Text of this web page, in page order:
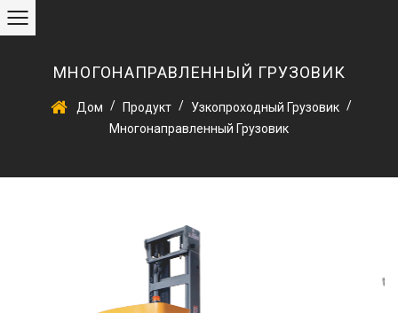
МНОГОНАПРАВЛЕННЫЙ ГРУЗОВИК
Дом / Продукт / Узкопроходный Грузовик /
Многонаправленный Грузовик